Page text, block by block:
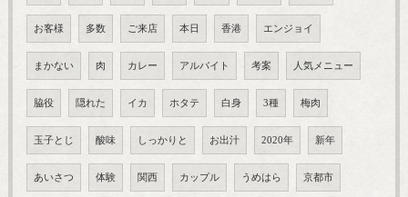
お客様 多数 ご来店 本日 香港 エンジョイ
まかない 肉 カレー アルバイト 考案 人気メニュー
脇役 隠れた イカ ホタテ 白身 3種 梅肉
玉子とじ 酸味 しっかりと お出汁 2020年 新年
あいさつ 体験 関西 カップル うめはら 京都市